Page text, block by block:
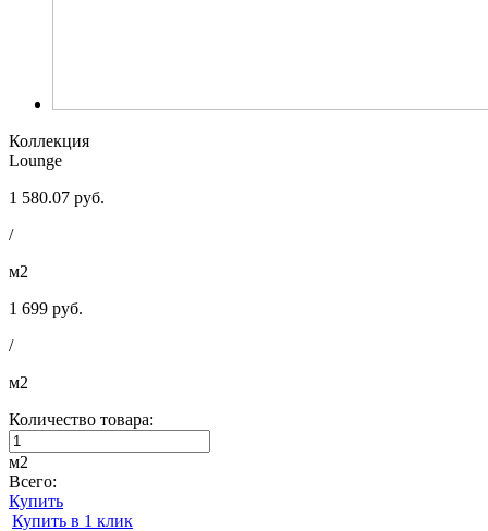
Коллекция
Lounge
1 580.07 руб.
/
м2
1 699 руб.
/
м2
Количество товара:
м2
Всего:
Купить
Купить в 1 клик